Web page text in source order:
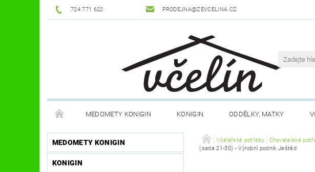
724 771 622 PRODEJNA@ZEVCELINA.CZ
MEDOMETY KONIGIN KONIGIN ODDĚLKY, MATKY
POTŘEBY K ÚLŮM OCHRANNÉ POMŮCKY VČELAŘSKÁ LITERATURA
DŮM A ZAHRADA
MEDOMETY KONIGIN
KONIGIN
Včelařské potřeby Chovatelské
(sada 21-30) - Výrobní podnik Ještěd